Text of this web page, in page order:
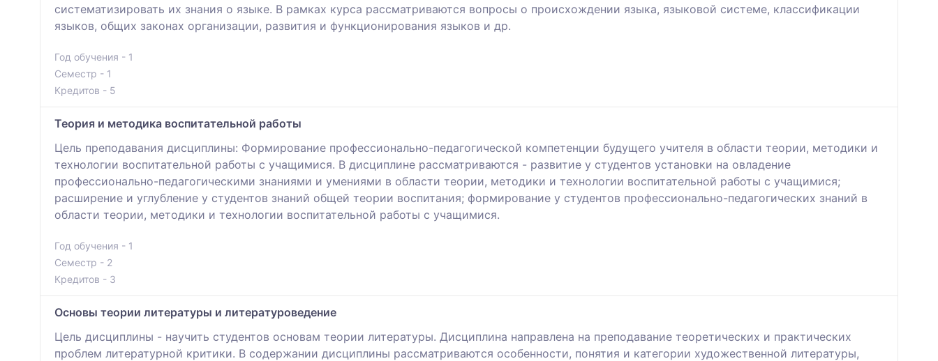
систематизировать их знания о языке. В рамках курса рассматриваются вопросы о происхождении языка, языковой системе, классификации
языков, общих законах организации, развития и функционирования языков и др.
Год обучения - 1
Семестр - 1
Кредитов - 5
Теория и методика воспитательной работы
Цель преподавания дисциплины: Формирование профессионально-педагогической компетенции будущего учителя в области теории, методики и
технологии воспитательной работы с учащимися. В дисциплине рассматриваются - развитие у студентов установки на овладение
профессионально-педагогическими знаниями и умениями в области теории, методики и технологии воспитательной работы с учащимися;
расширение и углубление у студентов знаний общей теории воспитания; формирование у студентов профессионально-педагогических знаний в
области теории, методики и технологии воспитательной работы с учащимися.
Год обучения - 1
Семестр - 2
Кредитов - 3
Основы теории литературы и литературоведение
Цель дисциплины - научить студентов основам теории литературы. Дисциплина направлена ​​на преподавание теоретических и практических
проблем литературной критики. В содержании дисциплины рассматриваются особенности, понятия и категории художественной литературы,